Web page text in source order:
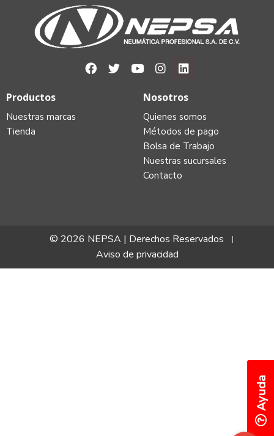
Ayuda
Nosotros
Quienes somos
Métodos de pago
Bolsa de Trabajo
Nuestras sucursales
Contacto
Productos
Nuestras marcas
Tienda
© 2026 NEPSA | Derechos Reservados
Aviso de privacidad